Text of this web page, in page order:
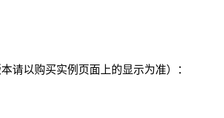
请以购买实例页面上的显示为准）：